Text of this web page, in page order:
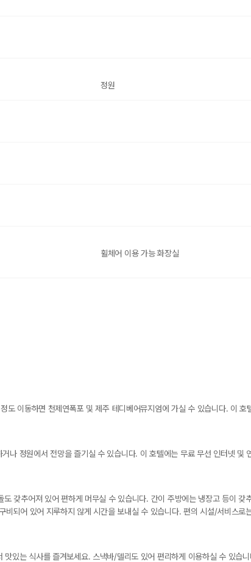
정원
휠체어 이용 가능 화장실
도 이동하면 천제연폭포 및 제주 테디베어뮤지엄에 가실 수 있습니다. 이
나 정원에서 전망을 즐기실 수 있습니다. 이 호텔에는 무료 무선 인터넷 및
갖추어져 있어 편하게 머무실 수 있습니다. 간이 주방에는 냉장고 등이 갖
되어 있어 지루하지 않게 시간을 보내실 수 있습니다. 편의 시설/서비스로
있는 식사를 즐겨보세요. 스낵바/델리도 있어 편리하게 이용하실 수 있습